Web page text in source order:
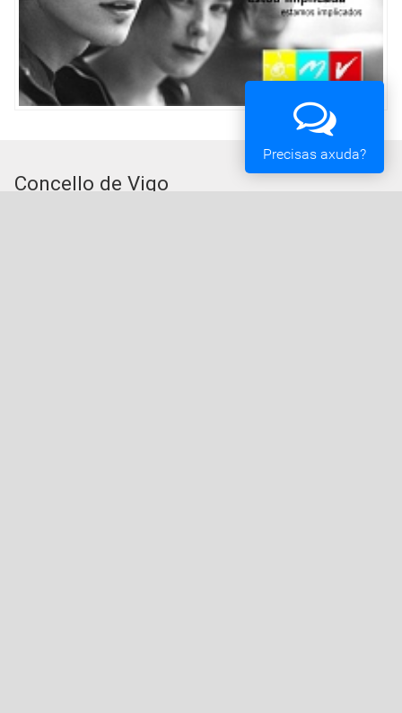
Concello de Vigo
Precisas axuda?